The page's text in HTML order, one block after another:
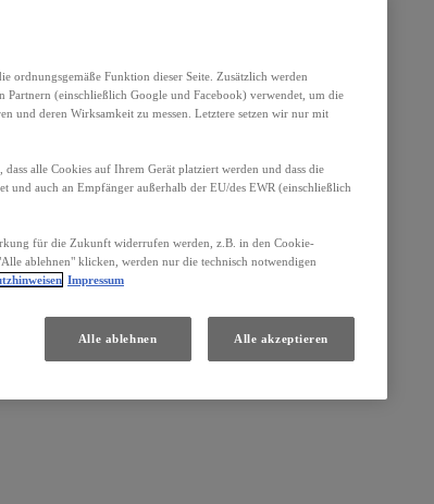
Daten:
„Lexus“, „wir“ und/oder „uns“ genannt.
ordnungsgemäße Funktion dieser Seite. Zusätzlich werden
Partnern (einschließlich Google und Facebook) verwendet, um die
und deren Wirksamkeit zu messen. Letztere setzen wir nur mit
alle Cookies auf Ihrem Gerät platziert werden und dass die
und auch an Empfänger außerhalb der EU/des EWR (einschließlich
für die Zukunft widerrufen werden, z.B. in den Cookie-
ablehnen" klicken, werden nur die technisch notwendigen
Impressum
Alle ablehnen Alle akzeptieren